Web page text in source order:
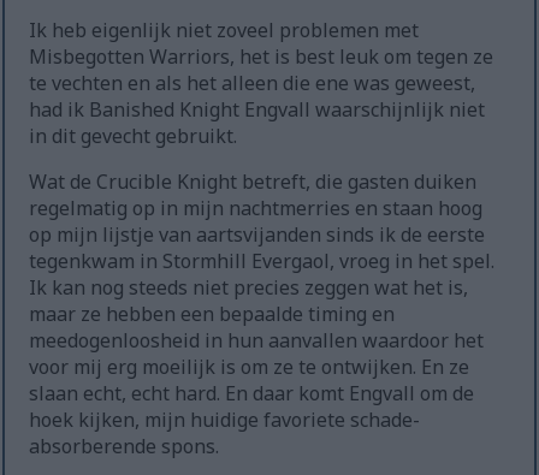
Ik heb eigenlijk niet zoveel problemen met
Misbegotten Warriors, het is best leuk om tegen ze
te vechten en als het alleen die ene was geweest,
had ik Banished Knight Engvall waarschijnlijk niet
in dit gevecht gebruikt.
Wat de Crucible Knight betreft, die gasten duiken
regelmatig op in mijn nachtmerries en staan hoog
op mijn lijstje van aartsvijanden sinds ik de eerste
tegenkwam in Stormhill Evergaol, vroeg in het spel.
Ik kan nog steeds niet precies zeggen wat het is,
maar ze hebben een bepaalde timing en
meedogenloosheid in hun aanvallen waardoor het
voor mij erg moeilijk is om ze te ontwijken. En ze
slaan echt, echt hard. En daar komt Engvall om de
hoek kijken, mijn huidige favoriete schade-
absorberende spons.